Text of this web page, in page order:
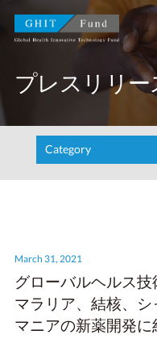
GHIT
プレスリリー
Category
March 31, 2021
グローバルヘルス技
マラリア、結核、シ
マニアの新薬開発